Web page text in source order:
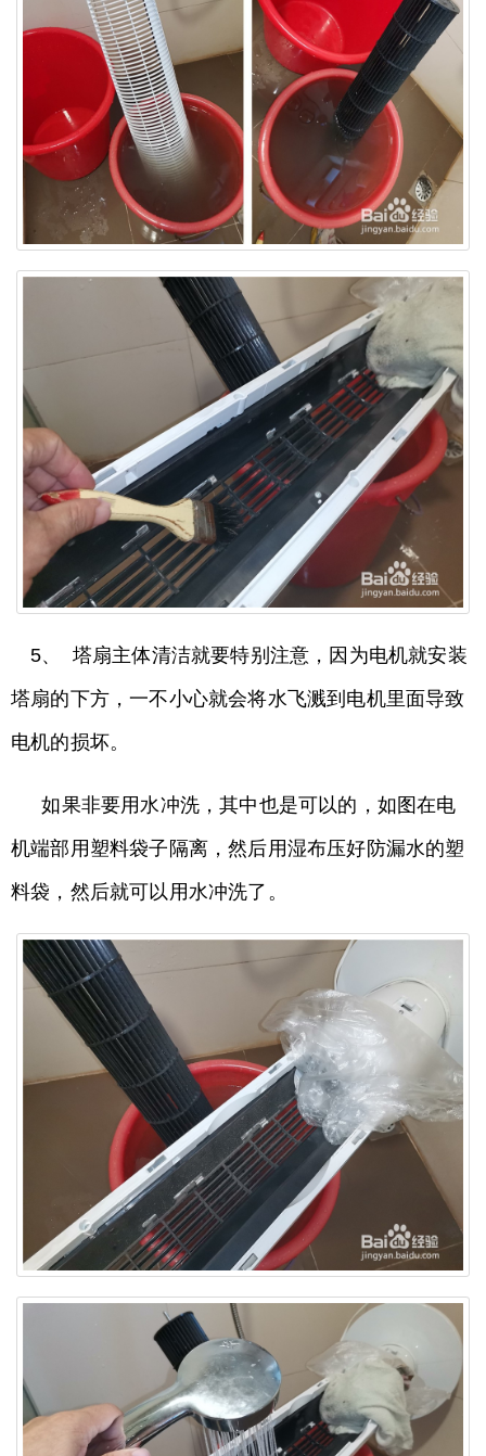
5、 塔扇主体清洁就要特别注意，因为电机就安装
塔扇的下方，一不小心就会将水飞溅到电机里面导致
电机的损坏。
如果非要用水冲洗，其中也是可以的，如图在电
机端部用塑料袋子隔离，然后用湿布压好防漏水的塑
料袋，然后就可以用水冲洗了。